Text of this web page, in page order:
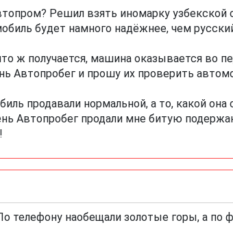
Решил взять иномарку узбекской
будет намного надёжнее, чем
ж получается, машина оказывается во
Автопробег и прошу их проверить
продавали нормальной, а то, какой она
Автопробег продали мне битую
наобещали золотые горы, а по